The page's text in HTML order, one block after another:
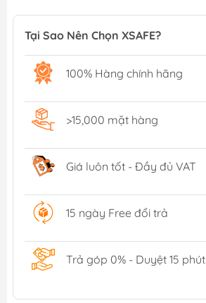
Tại Sao Nên Chọn XSAFE?
100% Hàng chính hãng
>15,000 mặt hàng
Giá luôn tốt - Đầy đủ VAT
15 ngày Free đổi trả
Trả góp 0% - Duyệt 15 phút